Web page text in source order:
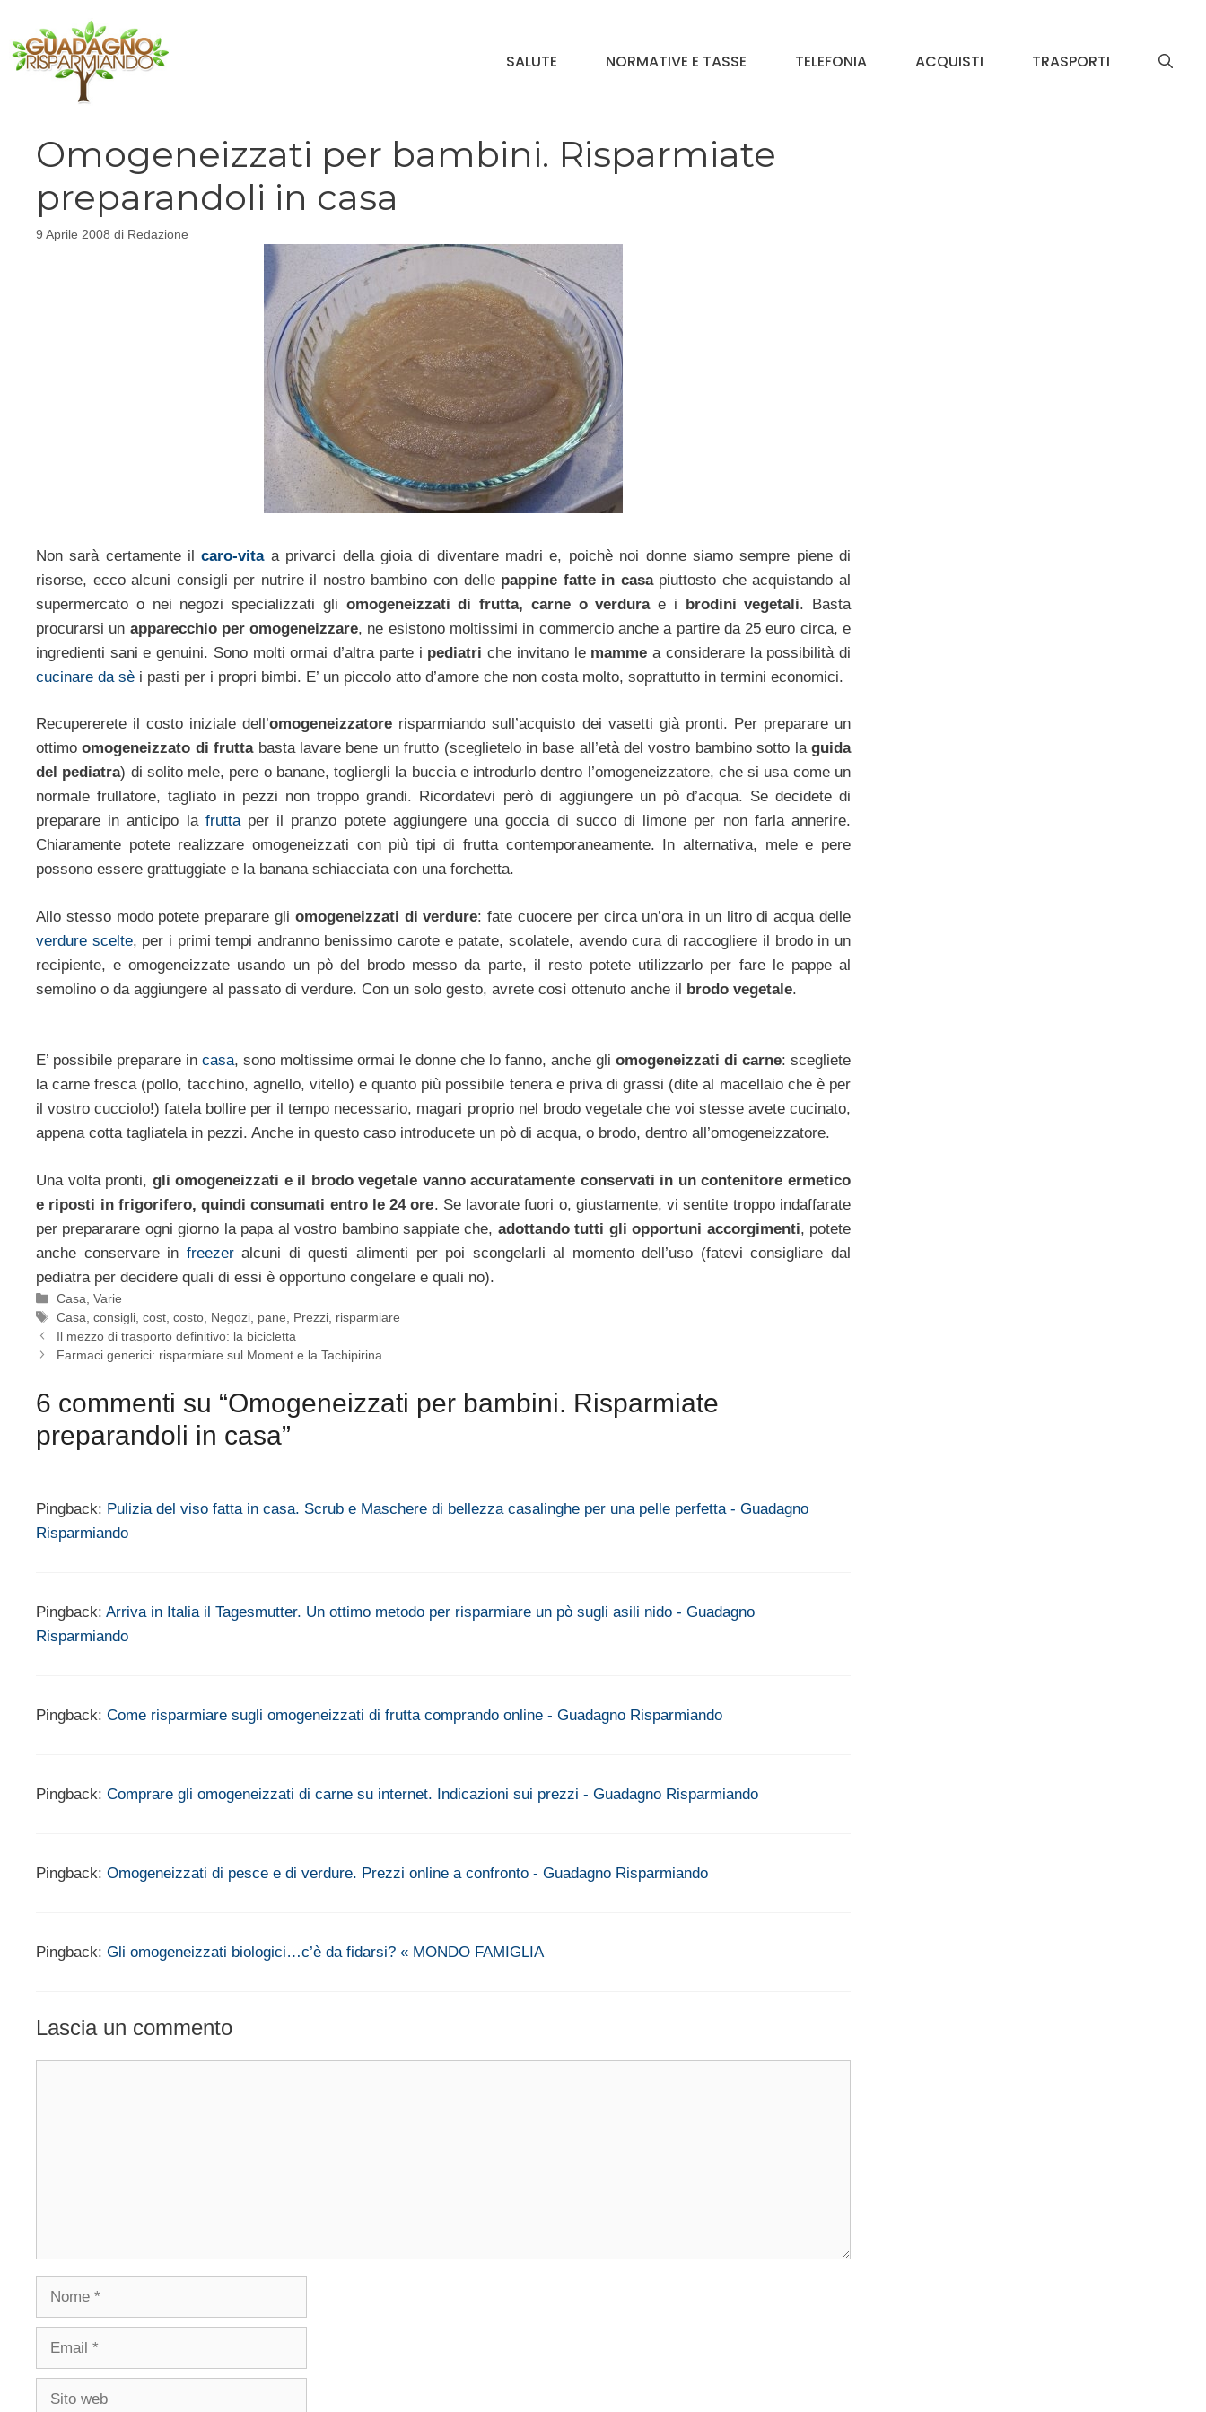
contenuto
SALUTE NORMATIVE E TASSE TELEFONIA ACQUISTI TRASPORTI
Omogeneizzati per bambini. Risparmiate
preparandoli in casa
9 Aprile 2008 di Redazione
Non sarà certamente ilcaro-vitaa privarci della gioia di diventare madri e, poichè noi donne siamo sempre piene di
risorse, ecco alcuni consigli per nutrire il nostro bambino con delle pappine fatte in casapiuttosto che acquistando al
supermercato o nei negozi specializzati gli omogeneizzati di frutta, carne o verdurae i brodini vegetali. Basta
procurarsi un apparecchio per omogeneizzare, ne esistono moltissimi in commercio anche a partire da 25 euro circa, e
ingredienti sani e genuini. Sono molti ormai d’altra parte i pediatri che invitano le mamme a considerare la possibilità di
cucinare da sè i pasti per i propri bimbi. E’ un piccolo atto d’amore che non costa molto, soprattutto in termini economici.
Recupererete il costo iniziale dell’omogeneizzatore risparmiando sull’acquisto dei vasetti già pronti. Per preparare un
ottimoomogeneizzato di fruttabasta lavare bene un frutto (sceglietelo in base all’età del vostro bambino sotto laguida
del pediatra) di solito mele, pere o banane, togliergli la buccia e introdurlo dentro l’omogeneizzatore, che si usa come un
normale frullatore, tagliato in pezzi non troppo grandi. Ricordatevi però di aggiungere un pò d’acqua. Se decidete di
preparare in anticipo la fruttaper il pranzo potete aggiungere una goccia di succo di limone per non farla annerire.
Chiaramente potete realizzare omogeneizzati con più tipi di frutta contemporaneamente. In alternativa, mele e pere
possono essere grattuggiate e la banana schiacciata con una forchetta.
Allo stesso modo potete preparare gli omogeneizzati di verdure: fate cuocere per circa un’ora in un litro di acqua delle
verdure scelte, per i primi tempi andranno benissimo carote e patate, scolatele, avendo cura di raccogliere il brodo in un
recipiente, e omogeneizzate usando un pò del brodo messo da parte, il resto potete utilizzarlo per fare le pappe al
semolino o da aggiungere al passato di verdure. Con un solo gesto, avrete così ottenuto anche il brodo vegetale.
E’ possibile preparare in casa, sono moltissime ormai le donne che lo fanno, anche gli omogeneizzati di carne: scegliete
la carne fresca (pollo, tacchino, agnello, vitello) e quanto più possibile tenera e priva di grassi (dite al macellaio che è per
il vostro cucciolo!) fatela bollire per il tempo necessario, magari proprio nel brodo vegetale che voi stesse avete cucinato,
appena cotta tagliatela in pezzi. Anche in questo caso introducete un pò di acqua, o brodo, dentro all’omogeneizzatore.
Una volta pronti, gli omogeneizzati e il brodo vegetale vanno accuratamente conservati in un contenitore ermetico
e riposti in frigorifero, quindi consumati entro le 24 ore. Se lavorate fuori o, giustamente, vi sentite troppo indaffarate
per prepararare ogni giorno la papa al vostro bambino sappiate che, adottando tutti gli opportuni accorgimenti, potete
anche conservare in freezeralcuni di questi alimenti per poi scongelarli al momento dell’uso (fatevi consigliare dal
pediatra per decidere quali di essi è opportuno congelare e quali no).
Categorie
Casa ,Varie
Tag
Casa ,consigli ,cost ,costo Negozi pane Prezzi risparmiare
Il mezzo di trasporto definitivo: la bicicletta
Farmaci generici: risparmiare sul Moment e la Tachipirina
6 commenti su “Omogeneizzati per bambini. Risparmiate
preparandoli in casa”
Pingback: Pulizia del viso fatta in casa. Scrub e Maschere di bellezza casalinghe per una pelle perfetta - Guadagno
Risparmiando
Pingback: Arriva in Italia il Tagesmutter. Un ottimo metodo per risparmiare un pò sugli asili nido - Guadagno
Risparmiando
Pingback: Come risparmiare sugli omogeneizzati di frutta comprando online - Guadagno Risparmiando
Pingback: Comprare gli omogeneizzati di carne su internet. Indicazioni sui prezzi - Guadagno Risparmiando
Pingback: Omogeneizzati di pesce e di verdure. Prezzi online a confronto - Guadagno Risparmiando
Pingback: Gli omogeneizzati biologici…c’è da fidarsi? « MONDO FAMIGLIA
Lascia un commento